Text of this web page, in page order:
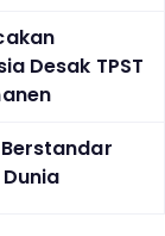
Desak TPST
Berstandar